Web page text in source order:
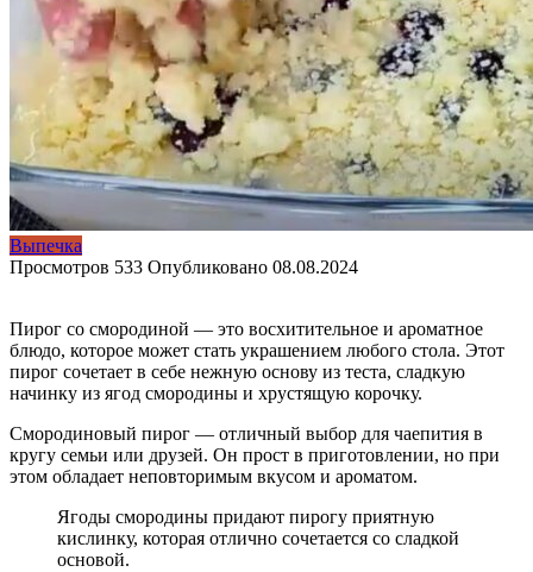
Выпечка
Просмотров 533 Опубликовано 08.08.2024
Пирог со смородиной — это восхитительное и ароматное
блюдо, которое может стать украшением любого стола. Этот
пирог сочетает в себе нежную основу из теста, сладкую
начинку из ягод смородины и хрустящую корочку.
Смородиновый пирог — отличный выбор для чаепития в
кругу семьи или друзей. Он прост в приготовлении, но при
этом обладает неповторимым вкусом и ароматом.
Ягоды смородины придают пирогу приятную
кислинку, которая отлично сочетается со сладкой
основой.